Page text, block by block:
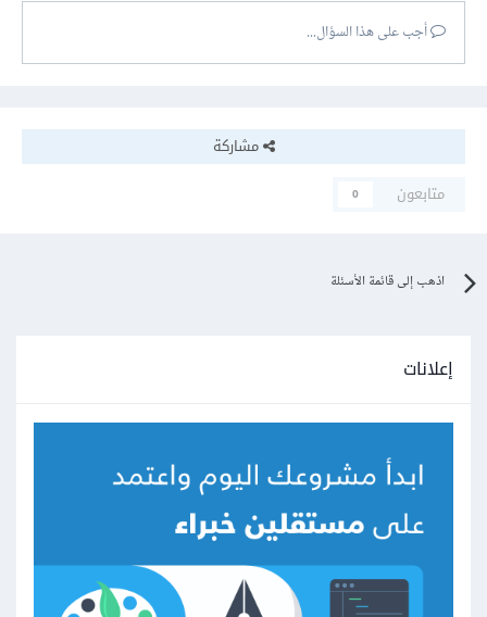
أجب على هذا السؤال...
مشاركة
متابعون
0
اذهب إلى قائمة الأسئلة
إعلانات